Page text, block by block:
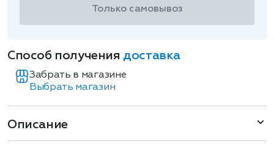
Только самовывоз
Способ получения доставка
Забрать в магазине
Выбрать магазин
Описание